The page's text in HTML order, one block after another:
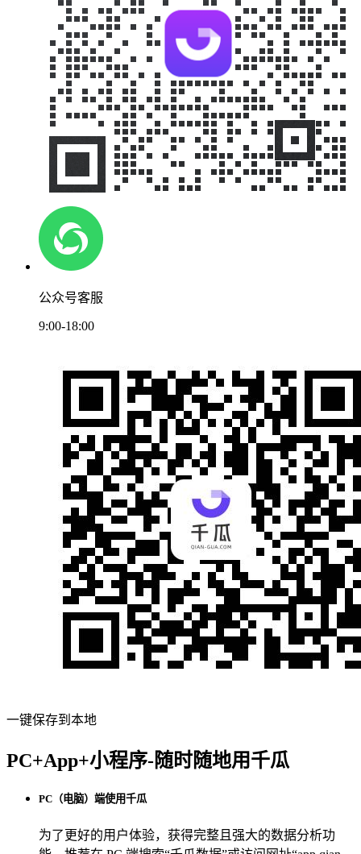
公众号客服
9:00-18:00
一键保存到本地
PC+App+小程序-随时随地用千瓜
PC（电脑）端使用千瓜
为了更好的用户体验，获得完整且强大的数据分析功